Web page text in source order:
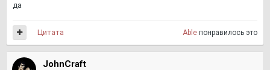
да
Able понравилось это
Цитата
JohnCraft